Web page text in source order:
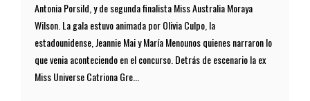
Antonia Porsild, y de segunda finalista Miss Australia Moraya
Wilson. La gala estuvo animada por Olivia Culpo, la
estadounidense, Jeannie Mai y María Menounos quienes narraron lo
que venia aconteciendo en el concurso. Detrás de escenario la ex
Miss Universe Catriona Gre...